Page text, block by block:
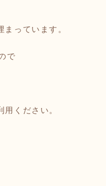
っています。
で
用ください。